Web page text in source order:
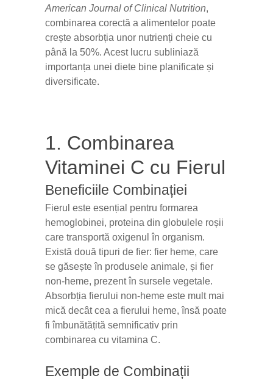
American Journal of Clinical Nutrition,
combinarea corectă a alimentelor poate
crește absorbția unor nutrienți cheie cu
până la 50%. Acest lucru subliniază
importanța unei diete bine planificate și
diversificate.
1. Combinarea
Vitaminei C cu Fierul
Beneficiile Combinației
Fierul este esențial pentru formarea
hemoglobinei, proteina din globulele roșii
care transportă oxigenul în organism.
Există două tipuri de fier: fier heme, care
se găsește în produsele animale, și fier
non-heme, prezent în sursele vegetale.
Absorbția fierului non-heme este mult mai
mică decât cea a fierului heme, însă poate
fi îmbunătățită semnificativ prin
combinarea cu vitamina C.
Exemple de Combinații